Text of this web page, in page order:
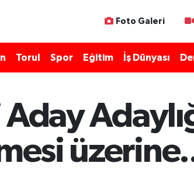
Foto Galeri
Torul Spor Eğitim İş Dünyası